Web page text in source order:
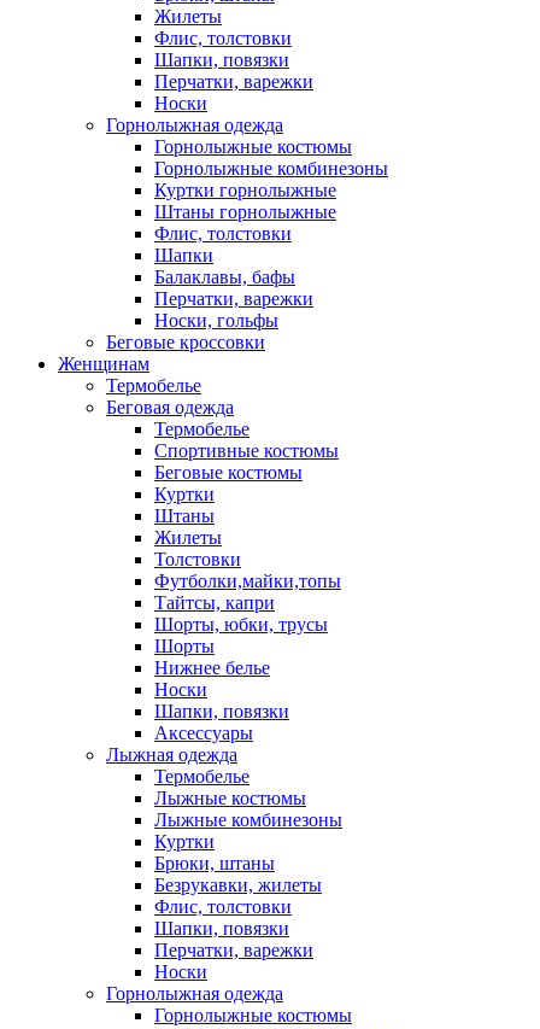
Жилеты
Флис, толстовки
Шапки, повязки
Перчатки, варежки
Носки
Горнолыжная одежда
Горнолыжные костюмы
Горнолыжные комбинезоны
Куртки горнолыжные
Штаны горнолыжные
Флис, толстовки
Шапки
Балаклавы, бафы
Перчатки, варежки
Носки, гольфы
Беговые кроссовки
Женщинам
Термобелье
Беговая одежда
Термобелье
Спортивные костюмы
Беговые костюмы
Куртки
Штаны
Жилеты
Толстовки
Футболки,майки,топы
Тайтсы, капри
Шорты, юбки, трусы
Шорты
Нижнее белье
Носки
Шапки, повязки
Аксессуары
Лыжная одежда
Термобелье
Лыжные костюмы
Лыжные комбинезоны
Куртки
Брюки, штаны
Безрукавки, жилеты
Флис, толстовки
Шапки, повязки
Перчатки, варежки
Носки
Горнолыжная одежда
Горнолыжные костюмы